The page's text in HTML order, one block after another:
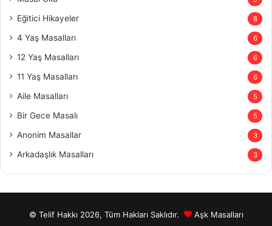
Eğitici Hikayeler 8
4 Yaş Masalları 6
12 Yaş Masalları 6
11 Yaş Masalları 6
Aile Masalları 5
Bir Gece Masalı 5
Anonim Masallar 3
Arkadaşlık Masalları 3
© Telif Hakkı 2026, Tüm Hakları Saklıdır. Aşk Masalları